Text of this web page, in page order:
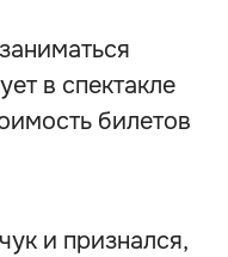
в спектакле
билетов
и признался,